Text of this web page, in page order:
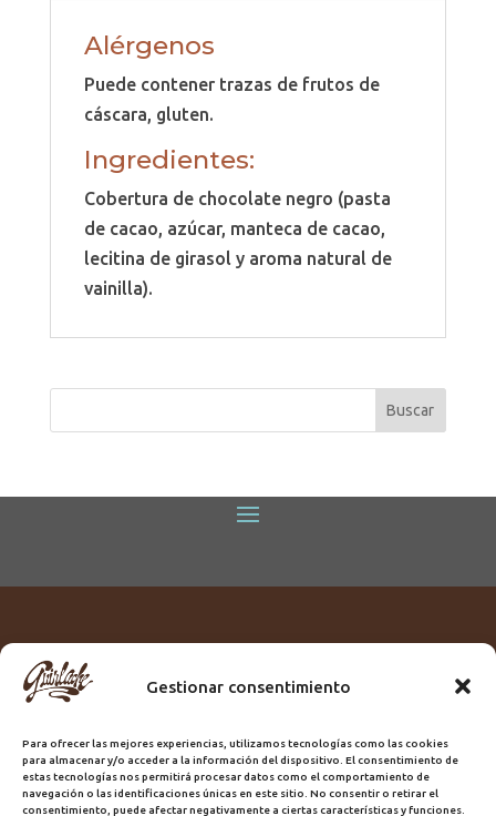
Gestionar consentimiento
Para ofrecer las mejores experiencias, utilizamos tecnologías como las cookies
para almacenar y/o acceder a la información del dispositivo. El consentimiento de
estas tecnologías nos permitirá procesar datos como el comportamiento de
navegación o las identificaciones únicas en este sitio. No consentir o retirar el
consentimiento, puede afectar negativamente a ciertas características y funciones.
Alérgenos
Puede contener trazas de frutos de
cáscara, gluten.
Ingredientes:
Cobertura de chocolate negro (pasta
de cacao, azúcar, manteca de cacao,
lecitina de girasol y aroma natural de
vainilla).
Titular:
ROME GUIRLACHE SL.
Domicilio:Calle Triana, 68
Ciudad:Las Palmas de Gran Canaria
Registro Sanitario:GC/20/PH/7192